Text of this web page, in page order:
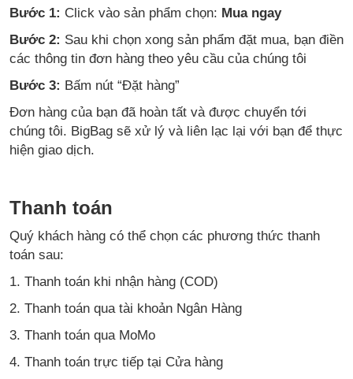
Bước 1: Click vào sản phẩm chọn: Mua ngay
Bước 2: Sau khi chọn xong sản phẩm đặt mua, bạn điền
các thông tin đơn hàng theo yêu cầu của chúng tôi
Bước 3: Bấm nút “Đặt hàng”
Đơn hàng của bạn đã hoàn tất và được chuyển tới
chúng tôi. BigBag sẽ xử lý và liên lạc lại với bạn để thực
hiện giao dịch.
Thanh toán
Quý khách hàng có thể chọn các phương thức thanh
toán sau:
1. Thanh toán khi nhận hàng (COD)
2. Thanh toán qua tài khoản Ngân Hàng
3. Thanh toán qua MoMo
4. Thanh toán trực tiếp tại Cửa hàng